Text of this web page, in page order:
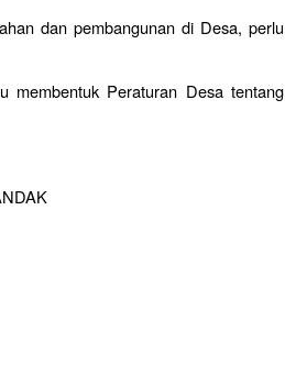
dan pembangunan di Desa, perlu
membentuk Peraturan Desa tentang